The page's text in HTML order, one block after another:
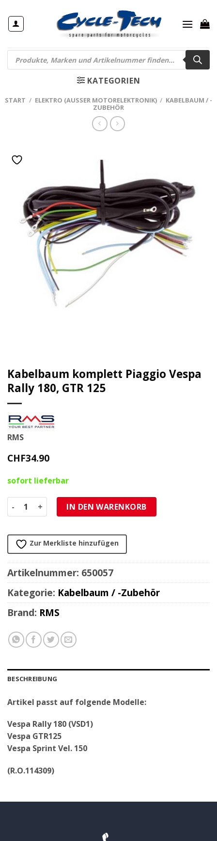
Inhalt
springen
Products
search
KATEGORIEN
START / ELEKTRO (AUSSER MOTORELEKTRONIK) / KABELBAUM / -
ZUBEHÖR
Kabelbaum komplett Piaggio Vespa
Rally 180, GTR 125
RMS
CHF34.90
sofort lieferbar
Kabelbaum komplett Piaggio Vespa Rally 180, GTR 125
IN DEN WARENKORB
Zur Merkliste hinzufügen
Artikelnummer: 650057
Kategorie: Kabelbaum / -Zubehör
Brand: RMS
BESCHREIBUNG
Artikel passt auf folgende Modelle:
Vespa Rally 180 (VSD1)
Vespa GTR125
Vespa Sprint Vel. 150
(R.O.114309)